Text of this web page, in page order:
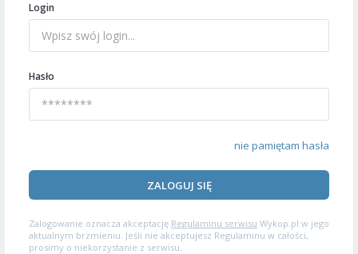
Login
Hasło
nie pamiętam hasła
ZALOGUJ SIĘ
Zalogowanie oznacza akceptację Regulaminu serwisu Wykop.pl w jego
aktualnym brzmieniu. Jeśli nie akceptujesz Regulaminu w całości,
prosimy o niekorzystanie z serwisu.